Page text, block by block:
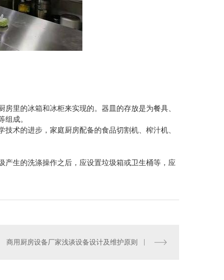
里的冰箱和冰柜来实现的。器皿的存放是为餐具、
成。
术的进步，家庭厨房配备的食品切割机、榨汁机、
生的洗涤操作之后，应设置垃圾箱或卫生桶等，应
商用厨房设备厂家浅谈设备设计及维护原则